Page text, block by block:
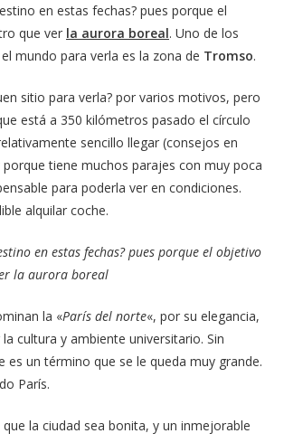
en estas fechas? pues porque el
que ver la aurora boreal. Uno de los
mundo para verla es la zona de Tromso.
sitio para verla? por varios motivos, pero
está a 350 kilómetros pasado el círculo
sencillo llegar (consejos en
tiene muchos parajes con muy poca
para poderla ver en condiciones.
alquilar coche.
en estas fechas? pues porque el objetivo
la aurora boreal
la «París del norte«, por su elegancia,
cultura y ambiente universitario. Sin
es un término que se le queda muy grande.
París.
la ciudad sea bonita, y un inmejorable